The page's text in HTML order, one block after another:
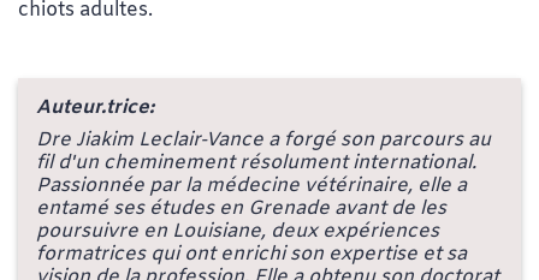
chiots adultes.
Auteur.trice:
Dre Jiakim Leclair-Vance a forgé son parcours au
fil d'un cheminement résolument international.
Passionnée par la médecine vétérinaire, elle a
entamé ses études en Grenade avant de les
poursuivre en Louisiane, deux expériences
formatrices qui ont enrichi son expertise et sa